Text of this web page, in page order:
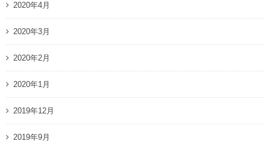
2020年4月
2020年3月
2020年2月
2020年1月
2019年12月
2019年9月